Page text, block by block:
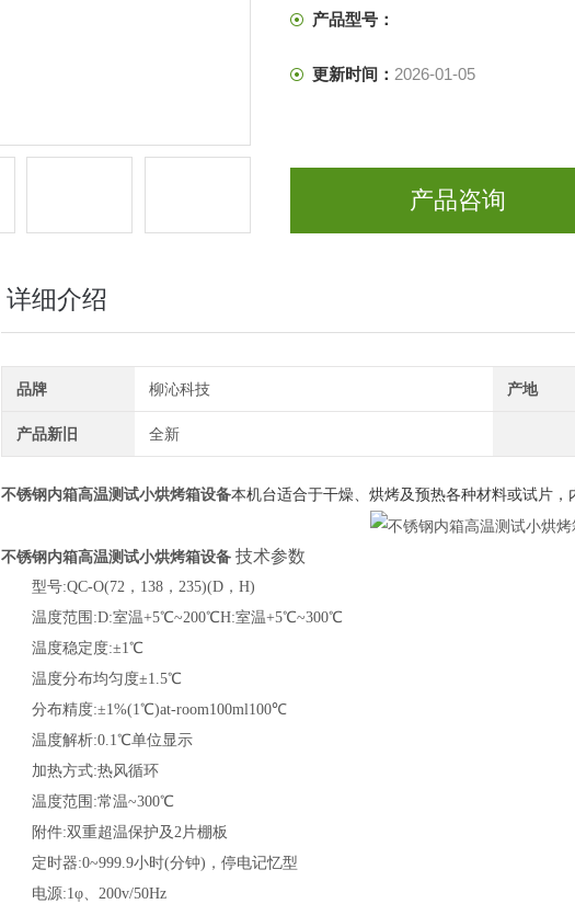
产品型号：
更新时间： 2026-01-05
产品咨询
详细介绍
品牌 柳沁科技 产地
产品新旧 全新
不锈钢内箱高温测试小烘烤箱设备本机台适合于干燥、烘烤及预热各种材料或试片，
不锈钢内箱高温测试小烘烤箱设备 技术参数
型号:QC-O(72，138，235)(D，H)
温度范围 :D:室温+5℃~200℃H:室温+5℃~300℃
温度稳定度:±1℃
温度分布均匀度±1.5℃
分布精度:±1%(1℃)at-room100ml100℃
温度解析:0.1℃单位显示
加热方式:热风循环
温度范围 :常温~300℃
附件:双重超温保护及2片棚板
定时器:0~999.9小时(分钟)，停电记忆型
电源:1φ、200v/50Hz